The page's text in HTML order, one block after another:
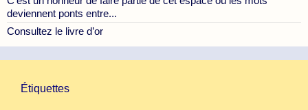
deviennent ponts entre...
Consultez le livre d’or
Étiquettes